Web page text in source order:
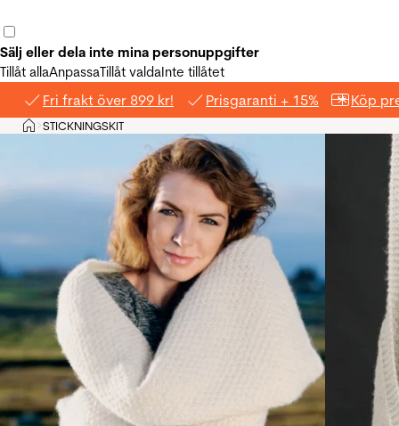
Sälj eller dela inte mina personuppgifter
Tillåt allaAnpassaTillåt valdaInte tillåtet
Fri frakt över 899 kr! Prisgaranti + 15% Köp
Hem
>STICKNINGSKIT